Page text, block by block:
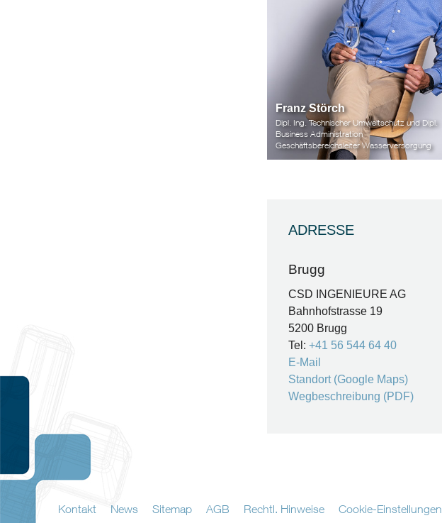
Franz Störch
Dipl. Ing. Technischer Umweltschutz und Dipl.
Business Administration
Geschäftsbereichsleiter Wasserversorgung
ADRESSE
Brugg
CSD INGENIEURE AG
Bahnhofstrasse 19
5200 Brugg
Tel: +41 56 544 64 40
E-Mail
Standort (Google Maps)
Wegbeschreibung (PDF)
Kontakt News Sitemap AGB Rechtl. Hinweise Cookie-Einstellungen